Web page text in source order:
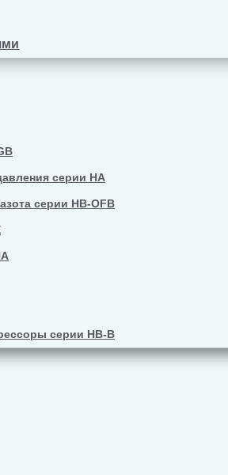
серии HA
серии HB-OFB
серии HB-B